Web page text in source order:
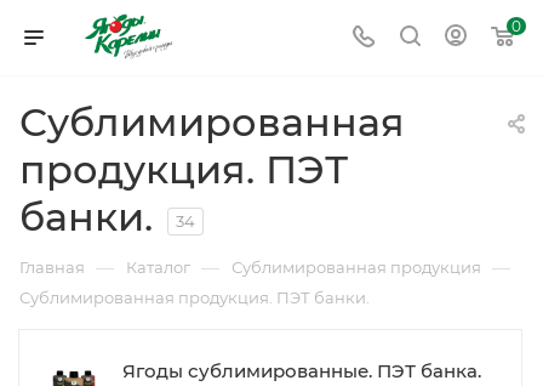
0
Сублимированная
продукция. ПЭТ
банки.
34
Главная — Каталог — Сублимированная продукция —
Сублимированная продукция. ПЭТ банки.
Ягоды сублимированные. ПЭТ банка.